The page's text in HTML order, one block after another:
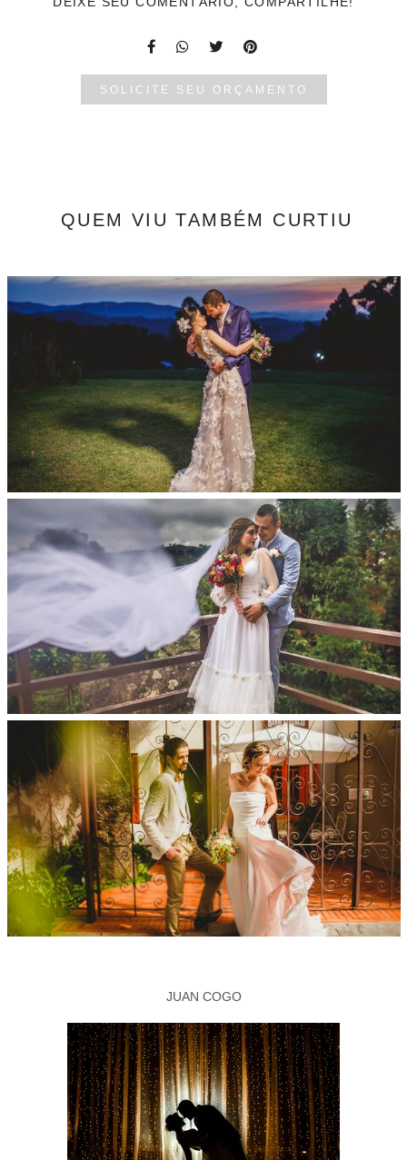
SOLICITE SEU ORÇAMENTO
QUEM VIU TAMBÉM CURTIU
JUAN COGO